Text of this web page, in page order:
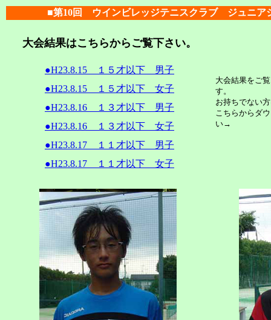
■第10回 ウインビレッジテニスクラブ ジュニア
大会結果はこちらからご覧下さい。
●H23.8.15 １５才以下 男子
●H23.8.15 １５才以下 女子
●H23.8.16 １３才以下 男子
●H23.8.16 １３才以下 女子
●H23.8.17 １１才以下 男子
●H23.8.17 １１才以下 女子
大会結果をご
す。
お持ちでない
こちらからダ
い→